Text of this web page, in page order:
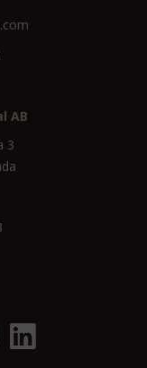
AB
3